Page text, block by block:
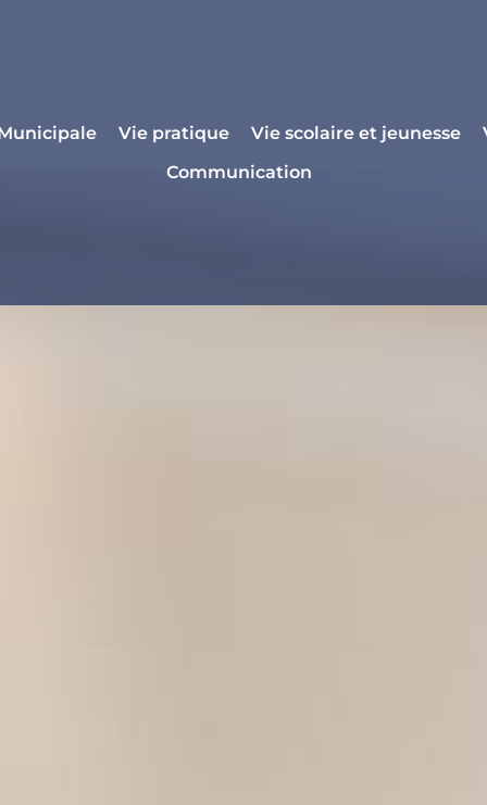
Vie pratique Vie scolaire et jeunesse
Communication